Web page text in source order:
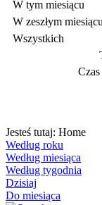
W tym miesiącu
W zeszłym miesiącu
Wszystkich
Jesteś tutaj: Home
Według roku
Według miesiąca
Według tygodnia
Dzisiaj
Do miesiąca